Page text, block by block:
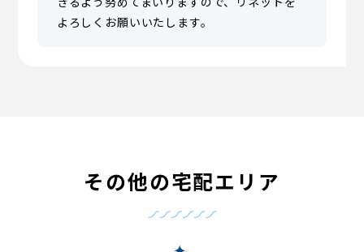
よろしくお願いいたします。
その他の宅配エリア